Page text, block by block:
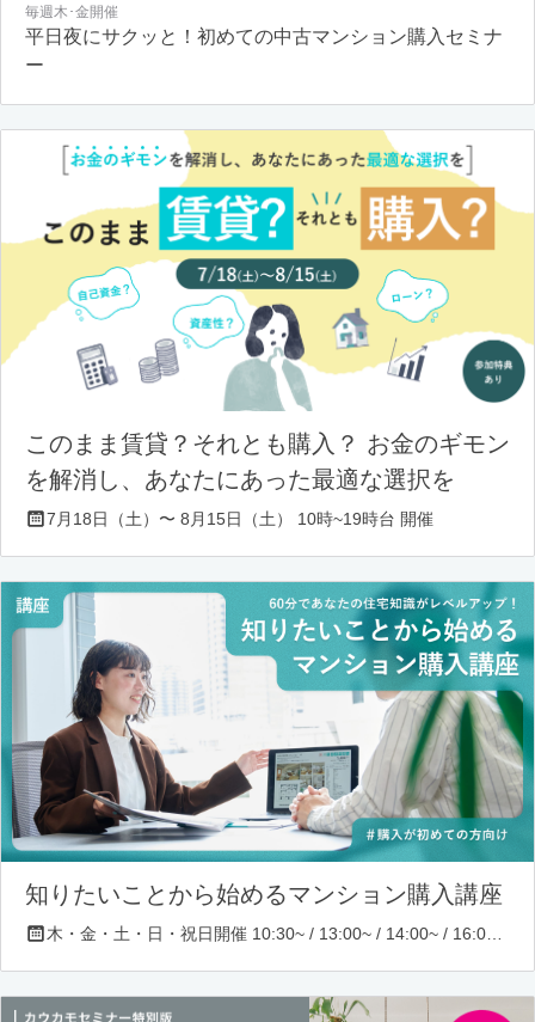
毎週木･金開催
平日夜にサクッと！初めての中古マンション購入セミナ
ー
このまま賃貸？それとも購入？ お金のギモン
を解消し、あなたにあった最適な選択を
7月18日（土）〜 8月15日（土） 10時~19時台 開催
知りたいことから始めるマンション購入講座